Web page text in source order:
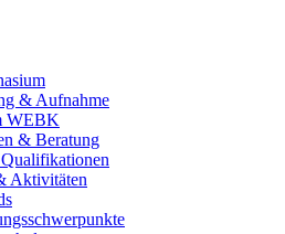
& Aufnahme
WEBK
& Beratung
Aktivitäten